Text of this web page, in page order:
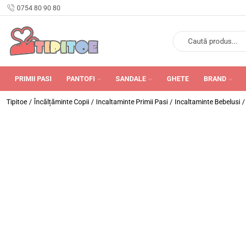
0754 80 90 80
în 24-48 de ore.
PRIMII PASI PANTOFI SANDALE GHETE BRAND
Tipitoe / Încălțăminte Copii / Incaltaminte Primii Pasi / Incaltaminte Bebelusi /